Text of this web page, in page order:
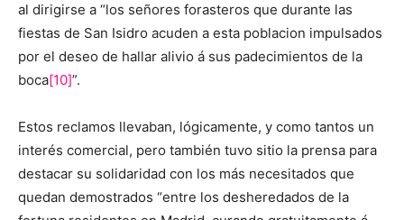
al dirigirse a “los señores forasteros que durante las
fiestas de San Isidro acuden a esta poblacion impulsados
por el deseo de hallar alivio á sus padecimientos de la
boca[10]”.
Estos reclamos llevaban, lógicamente, y como tantos un
interés comercial, pero también tuvo sitio la prensa para
destacar su solidaridad con los más necesitados que
quedan demostrados “entre los desheredados de la